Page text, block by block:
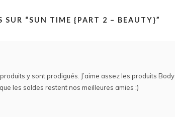
SUR “SUN TIME {PART 2 – BEAUTY}”
y sont prodigués. J’aime assez les produits Body
les soldes restent nos meilleures amies :)